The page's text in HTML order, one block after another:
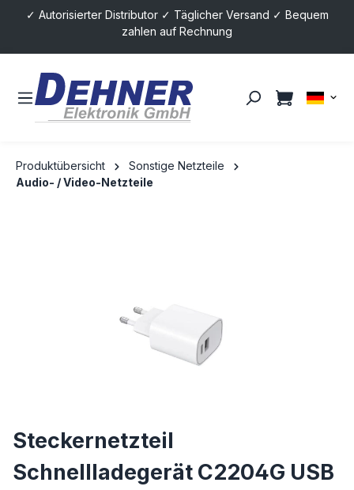
springen
✓ Autorisierter Distributor ✓ Täglicher Versand ✓ Bequem
zahlen auf Rechnung
Produktübersicht
Sonstige Netzteile
Audio- / Video-Netzteile
Steckernetzteil
Schnellladegerät C2204G USB